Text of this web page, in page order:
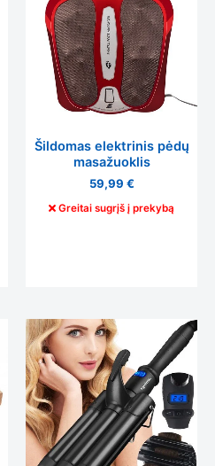
Šildomas elektrinis pėdų
masažuoklis
59,99 €
Greitai sugrįš į prekybą